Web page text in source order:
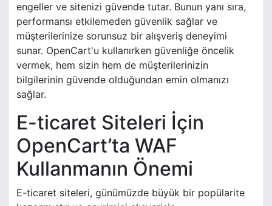
engeller ve sitenizi güvende tutar. Bunun yanı sıra,
performansı etkilemeden güvenlik sağlar ve
müşterilerinize sorunsuz bir alışveriş deneyimi
sunar. OpenCart'u kullanırken güvenliğe öncelik
vermek, hem sizin hem de müşterilerinizin
bilgilerinin güvende olduğundan emin olmanızı
sağlar.
E-ticaret Siteleri İçin
OpenCart’ta WAF
Kullanmanın Önemi
E-ticaret siteleri, günümüzde büyük bir popülarite